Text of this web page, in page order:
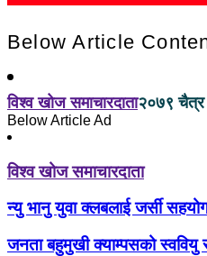
Below Article
विश्व खोज समाचारदाता२०७९
Below Article Ad
विश्व खोज समाचारदाता
न्यु भानु युवा क्लबलाई जर्सी
जनता बहुमुखी क्याम्पसको स्ववियु